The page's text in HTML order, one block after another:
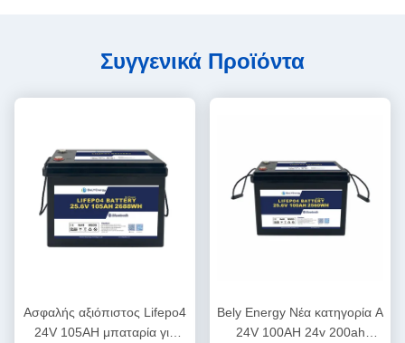
Συγγενικά Προϊόντα
Ασφαλής αξιόπιστος Lifepo4
24V 105AH μπαταρία για
Bely Energy Νέα κατηγορία Α
24V 100AH 24v 200ah